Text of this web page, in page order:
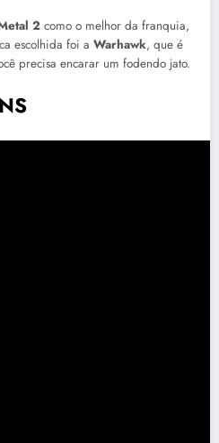
2 como o melhor da franquia,
escolhida foi a Warhawk, que é
precisa encarar um fodendo jato.